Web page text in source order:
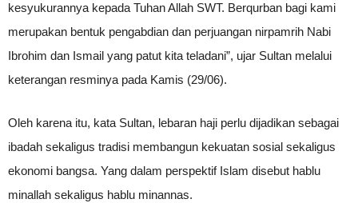
kesyukurannya kepada Tuhan Allah SWT. Berqurban bagi kami
merupakan bentuk pengabdian dan perjuangan nirpamrih Nabi
Ibrohim dan Ismail yang patut kita teladani”, ujar Sultan melalui
keterangan resminya pada Kamis (29/06).
Oleh karena itu, kata Sultan, lebaran haji perlu dijadikan sebagai
ibadah sekaligus tradisi membangun kekuatan sosial sekaligus
ekonomi bangsa. Yang dalam perspektif Islam disebut hablu
minallah sekaligus hablu minannas.